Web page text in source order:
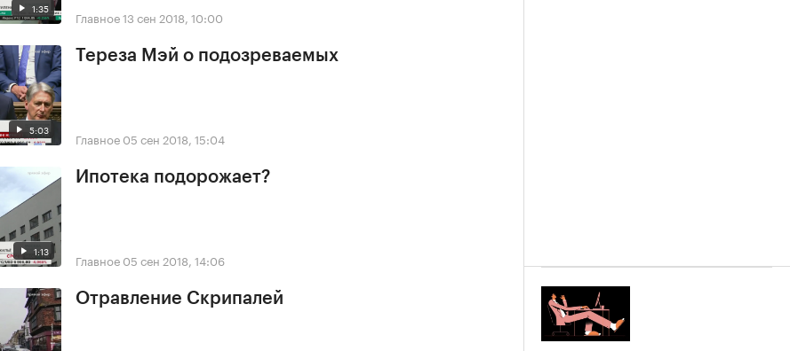
1:35 Главное13 сен 2018, 10:00
5:03
Тереза Мэй о подозреваемых
Главное 05 сен 2018, 15:04
1:13
Ипотека подорожает?
Главное 05 сен 2018, 14:06
Отравление Скрипалей